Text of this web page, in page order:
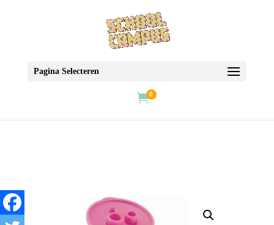
Pagina Selecteren
0